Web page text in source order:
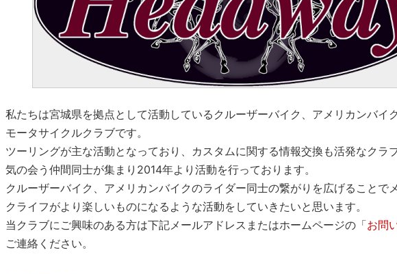
私たちは宮城県を拠点として活動しているクルーザーバイク、アメリカンバイ
モータサイクルクラブです。
ツーリングが主な活動となっており、カスタムに関する情報交換も活発なクラブ
気の会う仲間同士が集まり2014年より活動を行っております。
クルーザーバイク、アメリカンバイクのライダー同士の繋がりを広げることで
クライフがより楽しいものになるような活動をしていきたいと思います。
当クラブにご興味のある方は下記メールアドレスまたはホームページの「お問
ご連絡ください。